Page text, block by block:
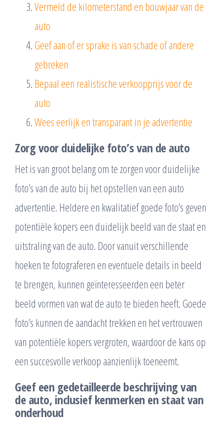
Vermeld de kilometerstand en bouwjaar van de
auto
Geef aan of er sprake is van schade of andere
gebreken
Bepaal een realistische verkoopprijs voor de
auto
Wees eerlijk en transparant in je advertentie
Zorg voor duidelijke foto’s van de auto
Het is van groot belang om te zorgen voor duidelijke
foto’s van de auto bij het opstellen van een auto
advertentie. Heldere en kwalitatief goede foto’s geven
potentiële kopers een duidelijk beeld van de staat en
uitstraling van de auto. Door vanuit verschillende
hoeken te fotograferen en eventuele details in beeld
te brengen, kunnen geïnteresseerden een beter
beeld vormen van wat de auto te bieden heeft. Goede
foto’s kunnen de aandacht trekken en het vertrouwen
van potentiële kopers vergroten, waardoor de kans op
een succesvolle verkoop aanzienlijk toeneemt.
Geef een gedetailleerde beschrijving van
de auto, inclusief kenmerken en staat van
onderhoud